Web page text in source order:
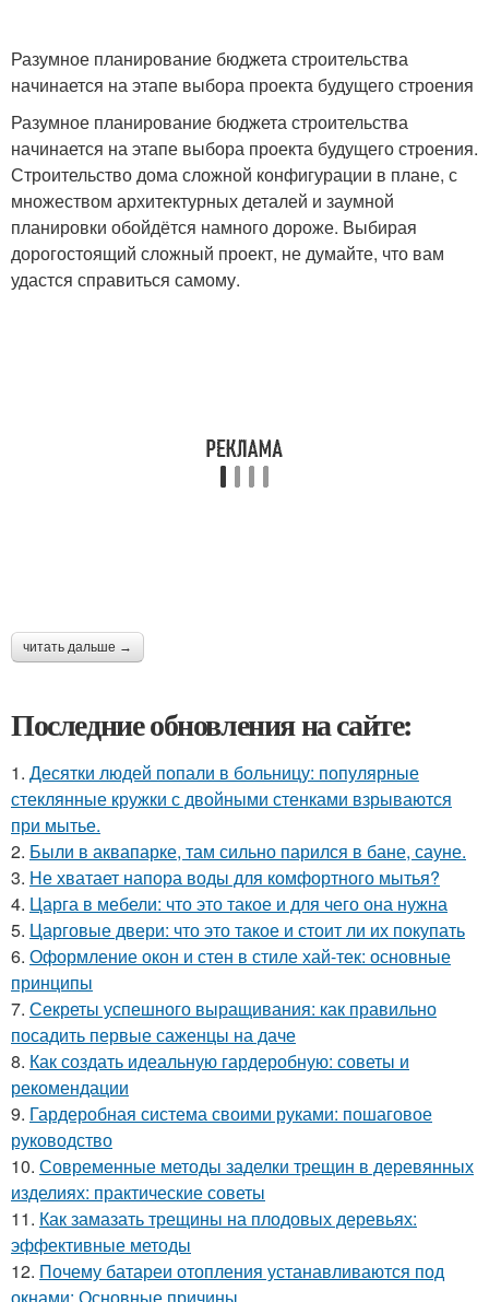
Разумное планирование бюджета строительства
начинается на этапе выбора проекта будущего строения
Разумное планирование бюджета строительства
начинается на этапе выбора проекта будущего строения.
Строительство дома сложной конфигурации в плане, с
множеством архитектурных деталей и заумной
планировки обойдётся намного дороже. Выбирая
дорогостоящий сложный проект, не думайте, что вам
удастся справиться самому.
читать дальше →
Последние обновления на сайте:
1. Десятки людей попали в больницу: популярные
стеклянные кружки с двойными стенками взрываются
при мытье.
2. Были в аквапарке, там сильно парился в бане, сауне.
3. Не хватает напора воды для комфортного мытья?
4. Царга в мебели: что это такое и для чего она нужна
5. Царговые двери: что это такое и стоит ли их покупать
6. Оформление окон и стен в стиле хай-тек: основные
принципы
7. Секреты успешного выращивания: как правильно
посадить первые саженцы на даче
8. Как создать идеальную гардеробную: советы и
рекомендации
9. Гардеробная система своими руками: пошаговое
руководство
10. Современные методы заделки трещин в деревянных
изделиях: практические советы
11. Как замазать трещины на плодовых деревьях:
эффективные методы
12. Почему батареи отопления устанавливаются под